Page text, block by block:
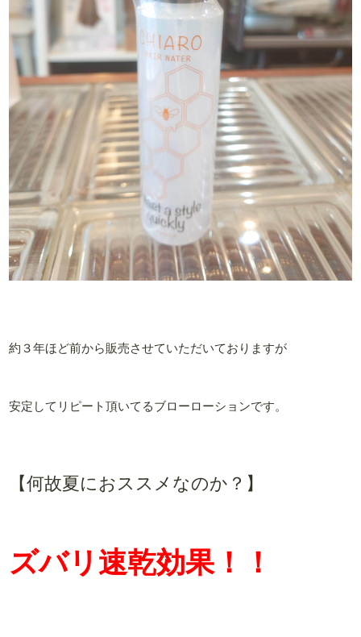
約３年ほど前から販売させていただいておりますが
安定してリピート頂いてるブローローションです。
【何故夏におススメなのか？】
ズバリ速乾効果！！